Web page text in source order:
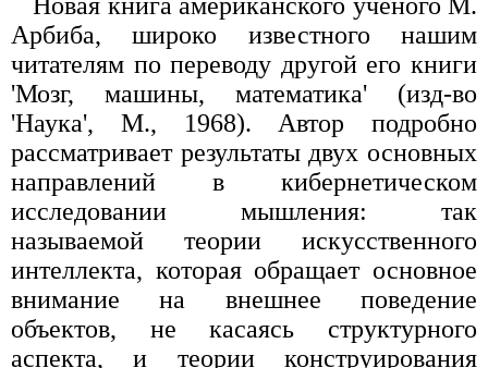
Новая книга американского ученого М.
Арбиба, широко известного нашим
читателям по переводу другой его книги
'Мозг, машины, математика' (изд-во
'Наука', М., 1968). Автор подробно
рассматривает результаты двух основных
направлений в кибернетическом
исследовании мышления: так
называемой теории искусственного
интеллекта, которая обращает основное
внимание на внешнее поведение
объектов, не касаясь структурного
аспекта, и теории конструирования